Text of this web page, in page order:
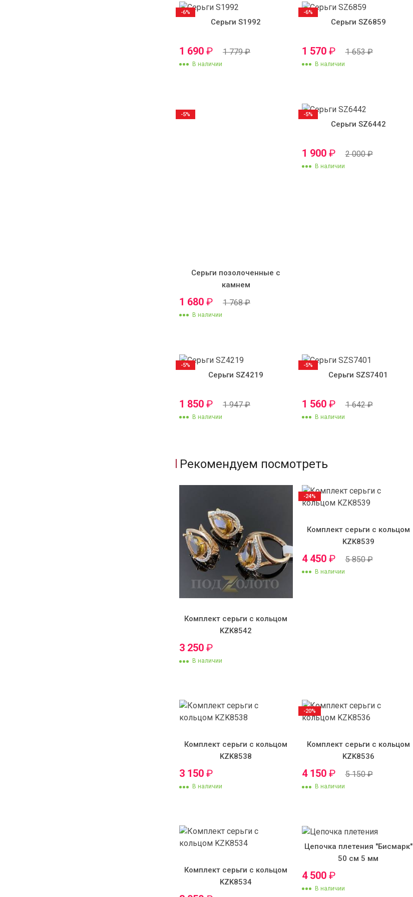
Серьги S1992
1 690 ₽ 1 779₽
В наличии
-6%
Серьги SZ6859
1 570 ₽ 1 653₽
В наличии
-6%
Серьги позолоченные с
камнем
1 680 ₽ 1 768₽
В наличии
-5%
Серьги SZ6442
1 900 ₽ 2 000₽
В наличии
-5%
Серьги SZ4219
1 850 ₽ 1 947₽
В наличии
-5%
Серьги SZS7401
1 560 ₽ 1 642₽
В наличии
-5%
Рекомендуем посмотреть
Комплект серьги с кольцом
KZK8542
3 250 ₽
В наличии
Комплект серьги с кольцом
KZK8539
4 450 ₽ 5 850₽
В наличии
-24%
Комплект серьги с кольцом
KZK8538
3 150 ₽
В наличии
Комплект серьги с кольцом
KZK8536
4 150 ₽ 5 150₽
В наличии
-20%
Комплект серьги с кольцом
KZK8534
Цепочка плетения "Бисмарк"
50 см 5 мм
4 500 ₽
В наличии